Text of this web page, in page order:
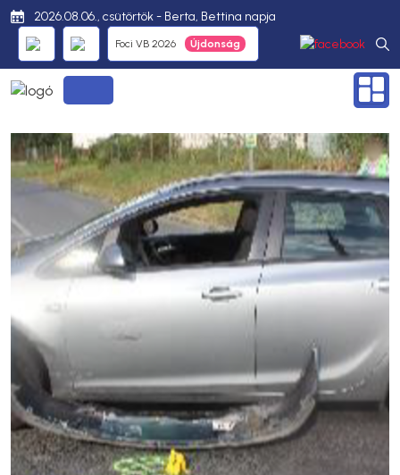
2026.08.06., csütörtök - Berta, Bettina napja
Foci VB 2026